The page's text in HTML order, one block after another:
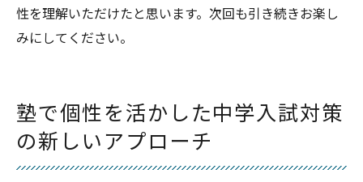
性を理解いただけたと思います。次回も引き続きお楽し
みにしてください。
塾で個性を活かした中学入試対策
の新しいアプローチ